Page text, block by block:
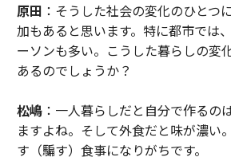
原田 ：そうした社会の変化のひとつ
加もあると思います。特に都市では
ーソンも多い。こうした暮らしの変
あるのでしょうか？
松嶋：一人暮らしだと自分で作るの
ますよね。そして外食だと味が濃い
す（騙す）食事になりがちです。